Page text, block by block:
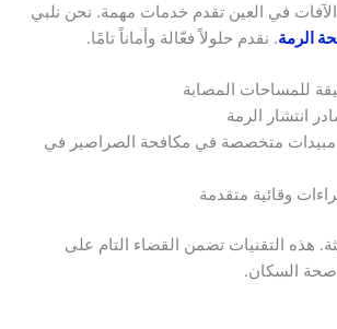
في العين تقدم خدمات مهمة. نحن نلبي
الرمة. نقدم حلولاً فعّالة وأماناً تامًا.
للمساحات المصابة
انتشار الرمة
مبيدات متخصصة في مكافحة الصراصير في
وقائية متقدمة
هذه التقنيات تضمن القضاء التام على
صحة السكان.